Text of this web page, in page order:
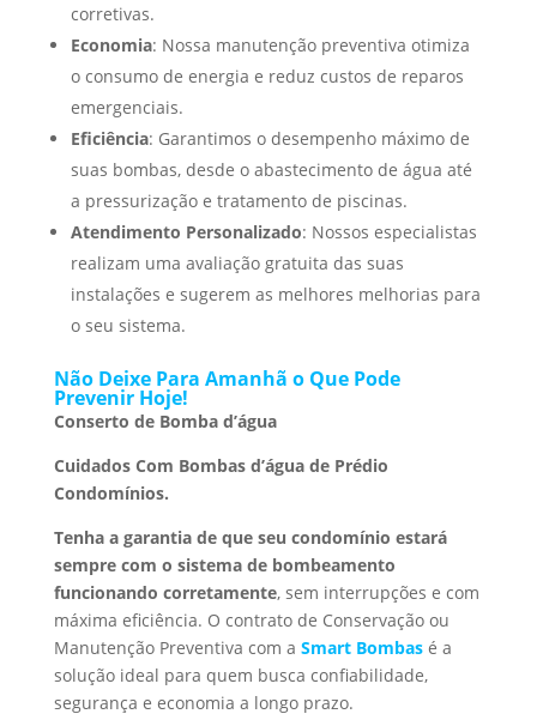
corretivas.
Economia: Nossa manutenção preventiva otimiza
o consumo de energia e reduz custos de reparos
emergenciais.
Eficiência: Garantimos o desempenho máximo de
suas bombas, desde o abastecimento de água até
a pressurização e tratamento de piscinas.
Atendimento Personalizado: Nossos especialistas
realizam uma avaliação gratuita das suas
instalações e sugerem as melhores melhorias para
o seu sistema.
Não Deixe Para Amanhã o Que Pode
Prevenir Hoje!
Conserto de Bomba d’água
Cuidados Com Bombas d’água de Prédio
Condomínios.
Tenha a garantia de que seu condomínio estará
sempre com o sistema de bombeamento
funcionando corretamente, sem interrupções e com
máxima eficiência. O contrato de Conservação ou
Manutenção Preventiva com a Smart Bombasé a
solução ideal para quem busca confiabilidade,
segurança e economia a longo prazo.